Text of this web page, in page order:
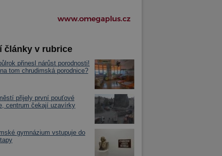
články v rubrice
přinesl nárůst porodnosti!
tom chrudimská porodnice?
přijely první pouťové
centrum čekají uzavírky
gymnázium vstupuje do